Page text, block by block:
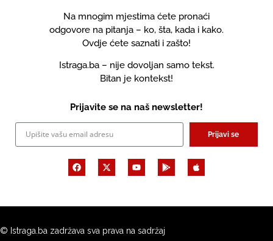
Na mnogim mjestima ćete pronaći
odgovore na pitanja – ko, šta, kada i kako.
Ovdje ćete saznati i zašto!
Istraga.ba – nije dovoljan samo tekst.
Bitan je kontekst!
Prijavite se na naš newsletter!
Prijavi se
© Istraga.ba zadržava sva prava na sadržaj